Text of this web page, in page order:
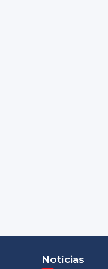
Notícias